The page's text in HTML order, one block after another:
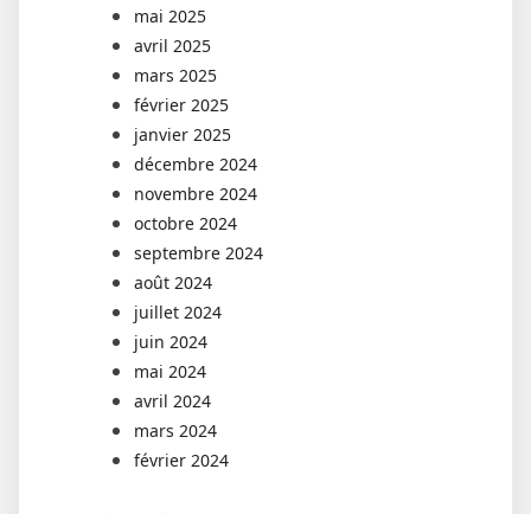
mai 2025
avril 2025
mars 2025
février 2025
janvier 2025
décembre 2024
novembre 2024
octobre 2024
septembre 2024
août 2024
juillet 2024
juin 2024
mai 2024
avril 2024
mars 2024
février 2024